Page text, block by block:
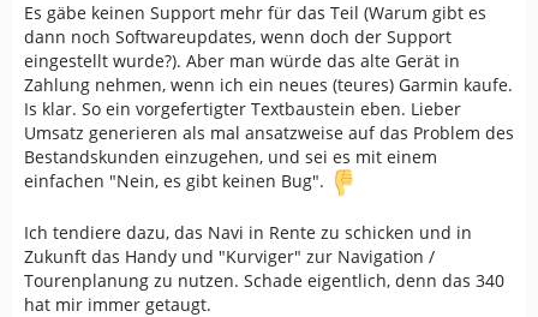
Es gäbe keinen Support mehr für das Teil (Warum gibt es
dann noch Softwareupdates, wenn doch der Support
eingestellt wurde?). Aber man würde das alte Gerät in
Zahlung nehmen, wenn ich ein neues (teures) Garmin kaufe.
Is klar. So ein vorgefertigter Textbaustein eben. Lieber
Umsatz generieren als mal ansatzweise auf das Problem des
Bestandskunden einzugehen, und sei es mit einem
einfachen "Nein, es gibt keinen Bug".
Ich tendiere dazu, das Navi in Rente zu schicken und in
Zukunft das Handy und "Kurviger" zur Navigation /
Tourenplanung zu nutzen. Schade eigentlich, denn das 340
hat mir immer getaugt.